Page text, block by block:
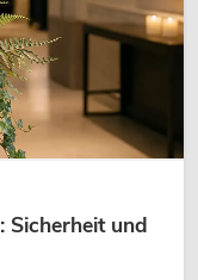
Sicherheit und